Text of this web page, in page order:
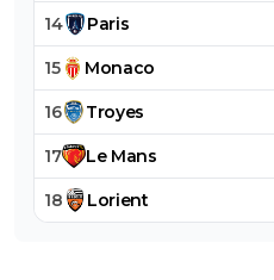
14 Paris
15 Monaco
16 Troyes
17 Le Mans
18 Lorient